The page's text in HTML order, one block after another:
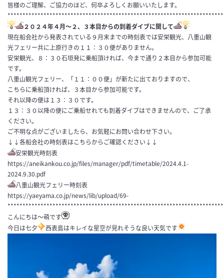
皆様のご理解、ご協力のほど、何卒よろしくお願いいたします。
２０２４年４月〜２、３本目からの到着ダイブに関して
現在船会社から発表されている９月末までの時刻表では安栄観光、八重山観
光フェリー共に上原行きの１１：３０便がありません。
安栄観光、８：３０石垣発に乗船頂ければ、今まで通り２本目から参加可能
です。
八重山観光フェリー、「１１：００便」が新たに出ておりますので、
こちらに乗船頂ければ、３本目から参加可能です。
それ以降の便は１３：３０です。
１３：３０以降の便にご乗船せれても到着ダイブはできませんので、ご了承
ください。
ご不明な点がございましたら、お気軽にお問い合わせ下さい。
↓↓各船会社の時刻表はこちらからご確認ください↓↓
安栄観光時刻表
https://aneikankou.co.jp/files/manager/pdf/timetable/2024.4.1-
2024.9.30.pdf
八重山観光フェリー時刻表
https://yaeyama.co.jp/news/lib/upload/69-
こんにちは～萌です
今日は七夕
西表島はキレイな星空が見れそうな良い天気です